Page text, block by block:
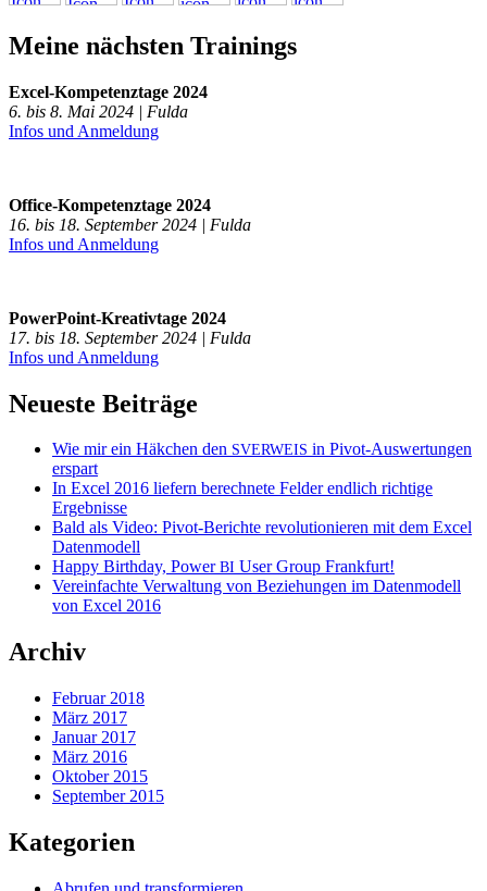
Meine nächsten Trainings
Excel-Kompetenztage 2024
6. bis 8. Mai 2024 | Fulda
Infos und Anmeldung
Office-Kompetenztage 2024
16. bis 18. September 2024 | Fulda
Infos und Anmeldung
PowerPoint-Kreativtage 2024
17. bis 18. September 2024 | Fulda
Infos und Anmeldung
Neueste Beiträge
Wie mir ein Häkchen den SVERWEIS in Pivot-Auswertungen
erspart
In Excel 2016 liefern berechnete Felder endlich richtige
Ergebnisse
Bald als Video: Pivot-Berichte revolutionieren mit dem Excel
Datenmodell
Happy Birthday, PowerBI User Group Frankfurt!
Vereinfachte Verwaltung von Beziehungen im Datenmodell
von Excel 2016
Archiv
Februar 2018
März 2017
Januar 2017
März 2016
Oktober 2015
September 2015
Kategorien